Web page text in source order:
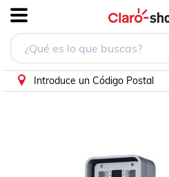
Introduce un Código Postal